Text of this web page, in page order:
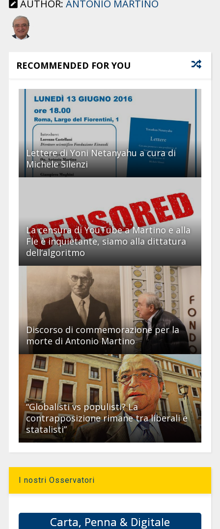
AUTHOR: ANTONIO MARTINO
RECOMMENDED FOR YOU
Lettere di Yoni Netanyahu a cura di
Michele Silenzi
La censura di YouTube a Martino e alla
Fle è inquietante, siamo alla dittatura
dell’algoritmo
Discorso di commemorazione per la
morte di Antonio Martino
“Globalisti vs populisti? La
contrapposizione rimane tra liberali e
statalisti”
I nostri Osservatori
Carta, Penna & Digitale